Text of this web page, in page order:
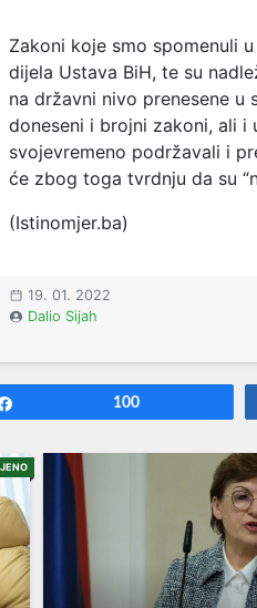
Zakoni koje smo spomenuli
dijela Ustava BiH, te su
na državni nivo prenesene u
doneseni i brojni zakoni, ali i
svojevremeno podržavali i
će zbog toga tvrdnju da su
(Istinomjer.ba)
19. 01. 2022
Dalio Sijah
100